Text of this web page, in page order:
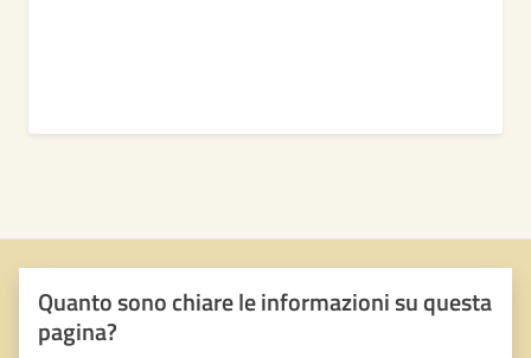
Quanto sono chiare le informazioni su questa
pagina?